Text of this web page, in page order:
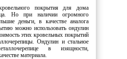
покрытия для дома
Но при наличии огромного
деньги, в качестве аналога
можно использовать ондулин
этих кровельных покрытий
Ондулин и стальное
в изящности,
материала.